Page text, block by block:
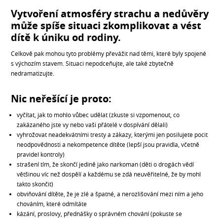
Vytvoření atmosféry strachu a nedůvěry
může spíše situaci zkomplikovat a vést
dítě k úniku od rodiny.
Celkově pak mohou tyto problémy převážit nad těmi, které byly spojené
s výchozím stavem. Situaci nepodceňujte, ale také zbytečně
nedramatizujte.
Nic neřešící je proto:
vyčítat, jak to mohlo vůbec udělat (zkuste si vzpomenout, co
zakázaného jste vy nebo vaši přátelé v dospívání dělali)
vyhrožovat neadekvátními tresty a zákazy, kterými jen posilujete pocit
neodpovědnosti a nekompetence dítěte (lepší jsou pravidla, včetně
pravidel kontroly)
strašení tím, že skončí jedině jako narkoman (děti o drogách vědí
většinou víc než dospělí a každému se zdá neuvěřitelné, že by mohl
takto skončit)
obviňování dítěte, že je zlé a špatné, a nerozlišování mezi ním a jeho
chováním, které odmítáte
kázání, proslovy, přednášky o správném chování (pokuste se